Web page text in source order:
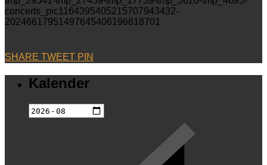
concerts_pic1164395405215707943432-
20246617951497645406196818701
SHARE TWEET PIN
Kalender